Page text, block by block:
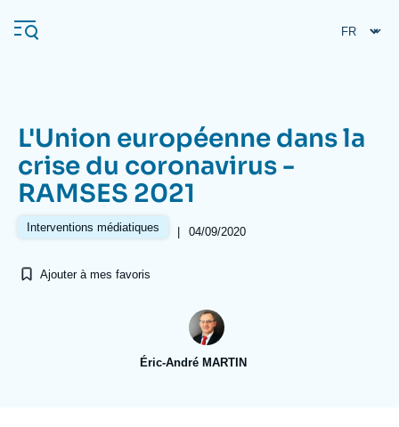
au
contenu
Navigation
principale
L'Ifri
À propos de l'Ifri
Proche-Orient
L'Union européenne dans la
crise du coronavirus -
RAMSES 2021
Interventions médiatiques | 04/09/2020
Ajouter à mes favoris
Éric-André MARTIN